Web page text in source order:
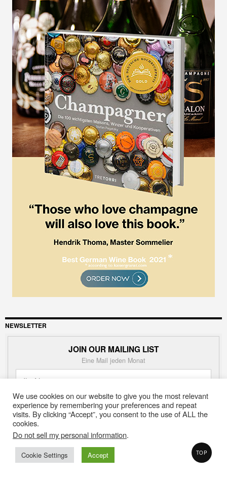
NEWSLETTER
JOIN OUR MAILING LIST
Eine Mail jeden Monat
We use cookies on our website to give you the most relevant
experience by remembering your preferences and repeat
visits. By clicking “Accept”, you consent to the use of ALL the
cookies.
Do not sell my personal information.
Cookie Settings Accept TOP